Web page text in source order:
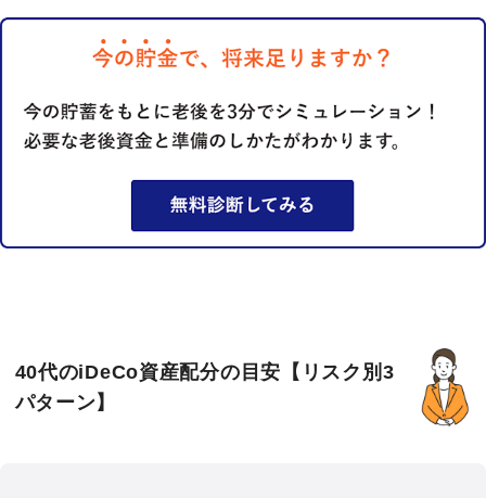
40代のiDeCo資産配分の目安【リスク別3
パターン】